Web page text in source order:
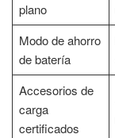
plano
Modo de ahorro
de batería
Accesorios de
carga
certificados